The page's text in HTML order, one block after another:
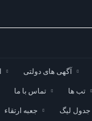
آگهی های دولتی
تب ها تماس با ما
جدول لیگ جعبه ارتقاء